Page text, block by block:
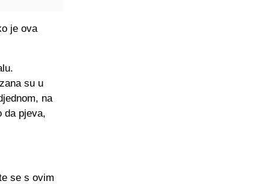
je ova
su u
na
da pjeva,
se s ovim